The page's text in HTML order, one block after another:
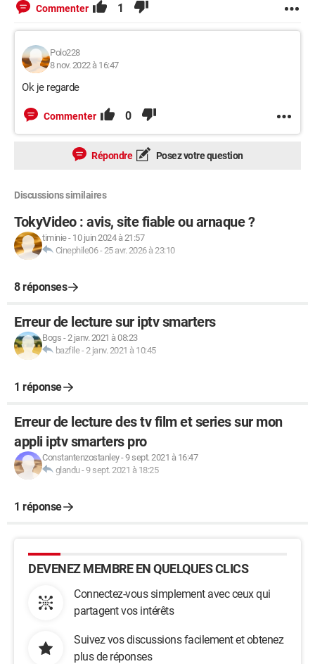
Commenter 1
Polo228
8 nov. 2022 à 16:47
Ok je regarde
Commenter 0
Répondre Posez votre question
Discussions similaires
TokyVideo : avis, site fiable ou arnaque ?
timinie- 10 juin 2024 à 21:57
Cinephile06-25 avr. 2026 à 23:10
8 réponses
Erreur de lecture sur iptv smarters
Bogs -2 janv. 2021 à 08:23
bazfile-2 janv. 2021 à 10:45
1 réponse
Erreur de lecture des tv film et series sur mon
appli iptv smarters pro
Constantenzostanley-9 sept. 2021 à 16:47
glandu-9 sept. 2021 à 18:25
1 réponse
DEVENEZ MEMBRE EN QUELQUES CLICS
Connectez-vous simplement avec ceux qui
partagent vos intérêts
Suivez vos discussions facilement et obtenez
plus de réponses